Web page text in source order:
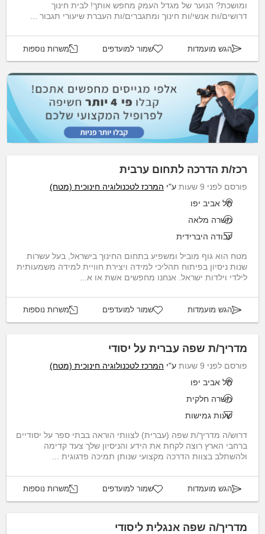
ומושכת? הנוער של מגדל העמק מחפש אותך! לבית חינוך
דרושים/ות אנשי/ות חינוך ומתגברים/ות העברת שיעורי תגבור ...
הגש מועמדות שמור למועדפים משרות נוספות
רכז/ת הדרכה לתחום ערבית
פורסם לפני 9 שעות ע"י המרכז לטכנולוגיה חינוכית (מטח)
תל אביב יפו
משרה מלאה
עבודה היברידית
מטח הוא גוף מוביל ומשפיע בתחום החינוך בישראל, בעל עשרות
שנות ניסיון בפיתוח תהליכי למידה ויצירת חוויית למידה משמעותית
לילדי וילדות ישראל. אנחנו מחפשים אשת או א...
הגש מועמדות שמור למועדפים משרות נוספות
מדריך/ת שפה עברית על יסודי
פורסם לפני 9 שעות ע"י המרכז לטכנולוגיה חינוכית (מטח)
תל אביב יפו
משרה חלקית
שעות גמישות
דרוש/ה מדריך/ת שפה (עברית) לצוותי הוראה בבתי ספר על יסודיים
ברחבי הארץ רוצה לקחת את הידע והניסיון שלך צעד קדימה
ולהשתלב בצוות הדרכה מקצועי שנותן תמיכה פדגוגית ...
הגש מועמדות שמור למועדפים משרות נוספות
מדריך/ה שפה אנגלית ליסודי